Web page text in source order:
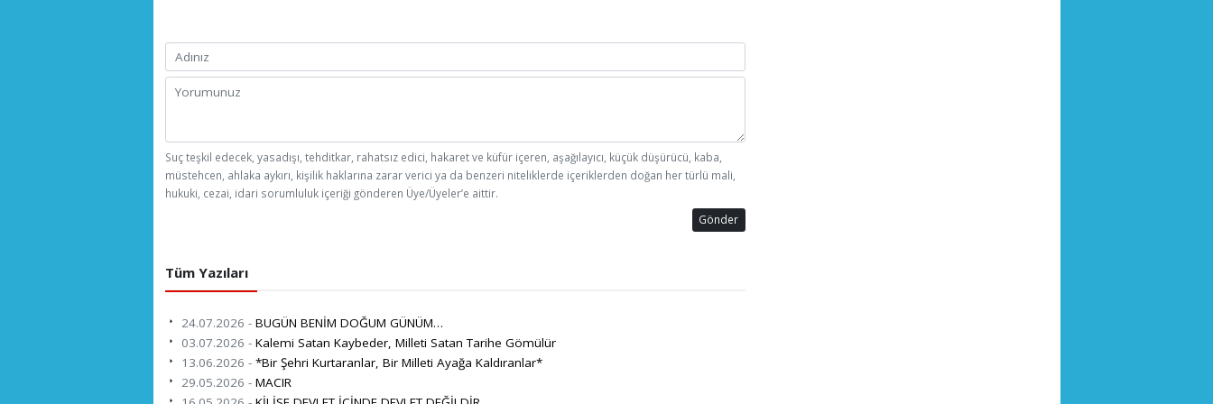
Suç teşkil edecek, yasadışı, tehditkar, rahatsız edici, hakaret ve küfür içeren, aşağılayıcı, küçük düşürücü, kaba,
müstehcen, ahlaka aykırı, kişilik haklarına zarar verici ya da benzeri niteliklerde içeriklerden doğan her türlü mali,
hukuki, cezai, idari sorumluluk içeriği gönderen Üye/Üyeler’e aittir.
Gönder
Tüm Yazıları
24.07.2026 - BUGÜN BENİM DOĞUM GÜNÜM…
03.07.2026 - Kalemi Satan Kaybeder, Milleti Satan Tarihe Gömülür
13.06.2026 - *Bir Şehri Kurtaranlar, Bir Milleti Ayağa Kaldıranlar*
29.05.2026 - MACIR